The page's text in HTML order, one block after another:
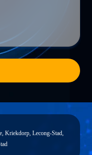
Kriekdorp, Lecong-Stad,